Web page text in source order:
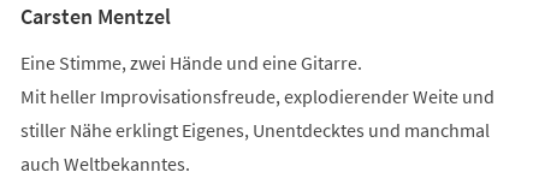
Carsten Mentzel
Eine Stimme, zwei Hände und eine Gitarre.
Mit heller Improvisationsfreude, explodierender Weite und
stiller Nähe erklingt Eigenes, Unentdecktes und manchmal
auch Weltbekanntes.